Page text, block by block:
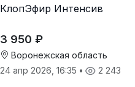
КлопЭфир Интенсив
3 950 ₽
Воронежская область
24 апр 2026, 16:35 • 2 243